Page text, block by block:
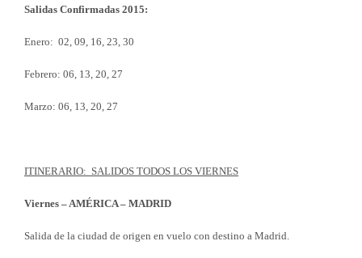
Salidas Confirmadas 2015:
Enero: 02, 09, 16, 23, 30
Febrero: 06, 13, 20, 27
Marzo: 06, 13, 20, 27
ITINERARIO: SALIDOS TODOS LOS VIERNES
Viernes – AMÉRICA – MADRID
Salida de la ciudad de origen en vuelo con destino a Madrid.